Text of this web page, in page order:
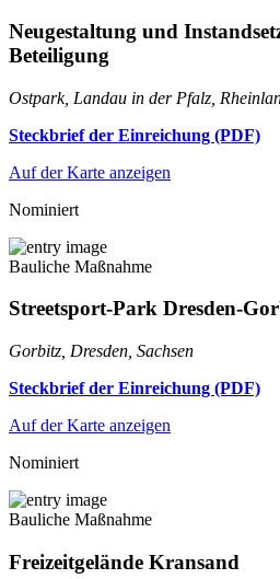
Neugestaltung und
Beteiligung
Ostpark, Landau in der Pfalz,
Steckbrief der Einreichung (PDF)
Auf der Karte anzeigen
Nominiert
Bauliche Maßnahme
Streetsport-Park Dresden-
Gorbitz, Dresden, Sachsen
Steckbrief der Einreichung (PDF)
Auf der Karte anzeigen
Nominiert
Bauliche Maßnahme
Freizeitgelände Kransand